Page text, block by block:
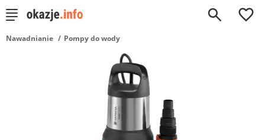
0
Nawadnianie Pompy do wody